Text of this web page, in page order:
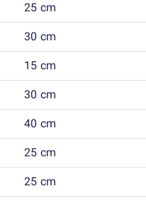
25 cm
30 cm
15 cm
30 cm
40 cm
25 cm
25 cm